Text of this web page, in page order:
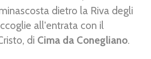
dietro la Riva degli
all'entrata con il
di Cima da Conegliano.